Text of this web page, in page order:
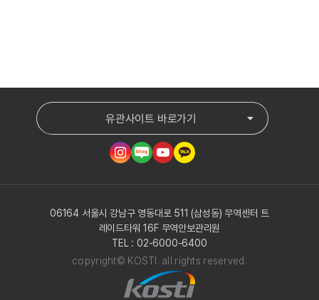
유관사이트 바로가기
06164 서울시 강남구 영동대로 511 (삼성동) 무역센터 트
레이드타워 16F 무역안보관리원
TEL : 02-6000-6400
copyright© KOSTI. all rights reserved.